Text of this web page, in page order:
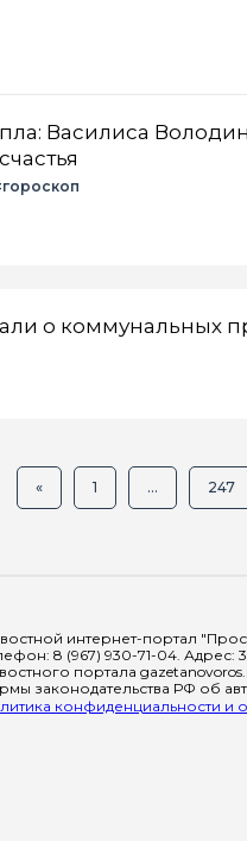
Василиса
о коммунальных
« 1 ... 247
интернет-портал
8 (967) 930-71-04.
портала
законодательства РФ об
конфиденциальности и